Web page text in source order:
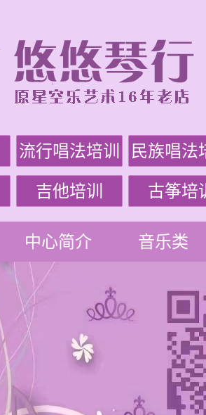
流行唱法培训 民族唱法
吉他培训 古筝培
中心简介 音乐类